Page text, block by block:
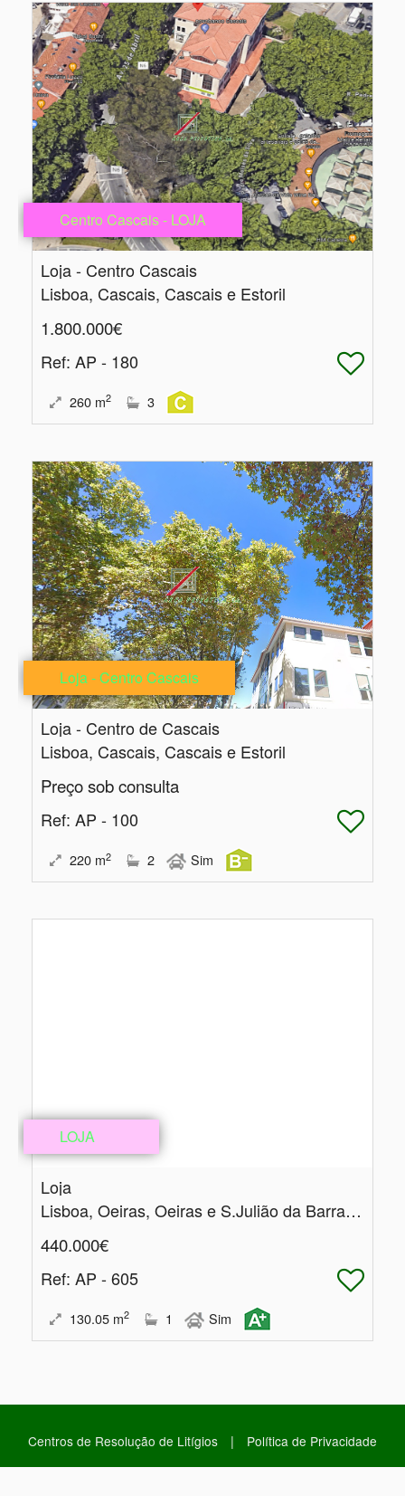
Centro Cascais - LOJA
Loja - Centro Cascais
Lisboa, Cascais, Cascais e Estoril
1.800.000€
Ref: AP - 180
260 m2 3
Loja - Centro Cascais
Loja - Centro de Cascais
Lisboa, Cascais, Cascais e Estoril
Preço sob consulta
Ref: AP - 100
220 m2 2 Sim
LOJA
Loja
Lisboa, Oeiras, Oeiras e S.Julião da Barra, Paço de Arcos e Caxias
440.000€
Ref: AP - 605
130.05 m2 1 Sim
Centros de Resolução de Litígios | Política de Privacidade